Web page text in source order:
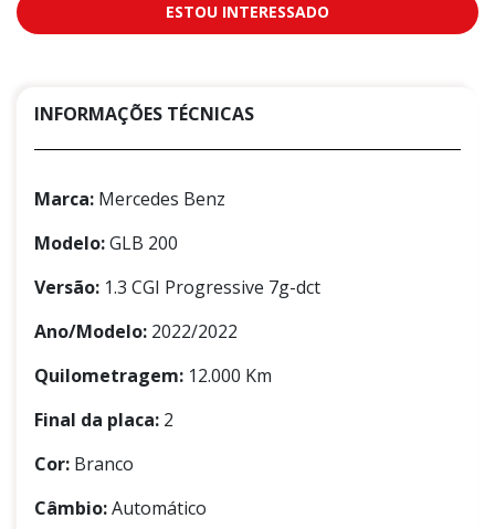
ESTOU INTERESSADO
INFORMAÇÕES TÉCNICAS
Marca: Mercedes Benz
Modelo:GLB 200
Versão: 1.3 CGI Progressive 7g-dct
Ano/Modelo: 2022/2022
Quilometragem: 12.000 Km
Final da placa: 2
Cor: Branco
Câmbio:Automático